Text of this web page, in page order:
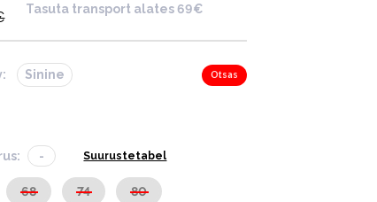
Tasuta transport alates 69€
Sinine Otsas
- Suurustetabel
68 74 80